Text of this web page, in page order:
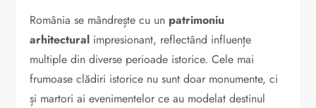
România se mândrește cu un patrimoniu
arhitectural impresionant, reflectând influențe
multiple din diverse perioade istorice. Cele mai
frumoase clădiri istorice nu sunt doar monumente, ci
și martori ai evenimentelor ce au modelat destinul